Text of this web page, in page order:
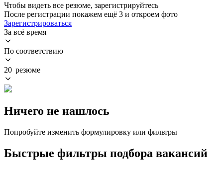
Чтобы видеть все резюме, зарегистрируйтесь
После регистрации покажем ещё 3 и откроем фото
Зарегистрироваться
За всё время
По соответствию
20 резюме
Ничего не нашлось
Попробуйте изменить формулировку или фильтры
Быстрые фильтры подбора вакансий